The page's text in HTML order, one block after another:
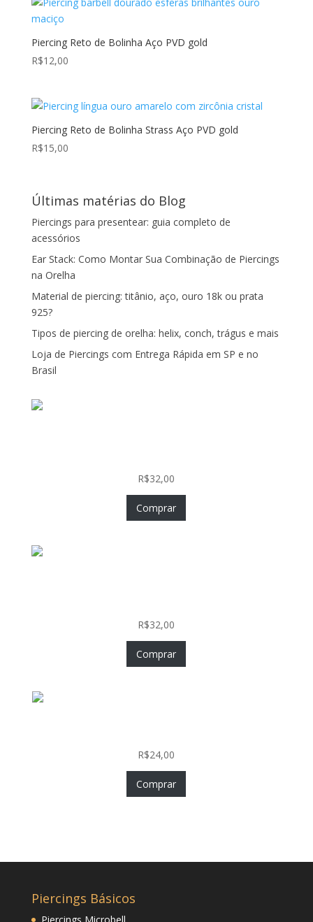
Piercing Reto de Bolinha Aço PVD gold
R$12,00
Piercing Reto de Bolinha Strass Aço PVD gold
R$15,00
Últimas matérias do Blog
Piercings para presentear: guia completo de
acessórios
Ear Stack: Como Montar Sua Combinação de Piercings
na Orelha
Material de piercing: titânio, aço, ouro 18k ou prata
925?
Tipos de piercing de orelha: helix, conch, trágus e mais
Loja de Piercings com Entrega Rápida em SP e no
Brasil
R$32,00
Comprar
R$32,00
Comprar
R$24,00
Comprar
Piercings Básicos